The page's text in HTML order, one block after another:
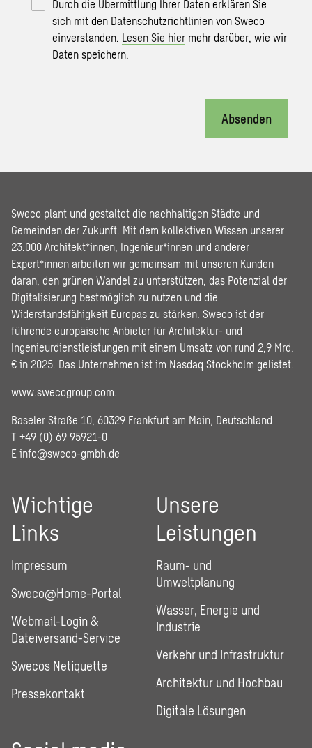
Durch die Übermittlung Ihrer Daten erklären Sie
sich mit den Datenschutzrichtlinien von Sweco
einverstanden. Lesen Sie hier mehr darüber, wie wir
Daten speichern.
Absenden
Sweco plant und gestaltet die nachhaltigen Städte und
Gemeinden der Zukunft. Mit dem kollektiven Wissen unserer
23.000 Architekt*innen, Ingenieur*innen und anderer
Expert*innen arbeiten wir gemeinsam mit unseren Kunden
daran, den grünen Wandel zu unterstützen, das Potenzial der
Digitalisierung bestmöglich zu nutzen und die
Widerstandsfähigkeit Europas zu stärken. Sweco ist der
führende europäische Anbieter für Architektur- und
Ingenieurdienstleistungen mit einem Umsatz von rund 2,9 Mrd.
€ in 2025. Das Unternehmen ist im Nasdaq Stockholm gelistet.
www.swecogroup.com
Baseler Straße 10, 60329 Frankfurt am Main, Deutschland
T +49 (0) 69 95921-0
E info@sweco-gmbh.de
Wichtige
Links
Impressum
Sweco@Home-Portal
Webmail-Login &
Dateiversand-Service
Swecos Netiquette
Pressekontakt
Unsere
Leistungen
Raum- und
Umweltplanung
Wasser, Energie und
Industrie
Verkehr und Infrastruktur
Architektur und Hochbau
Digitale Lösungen